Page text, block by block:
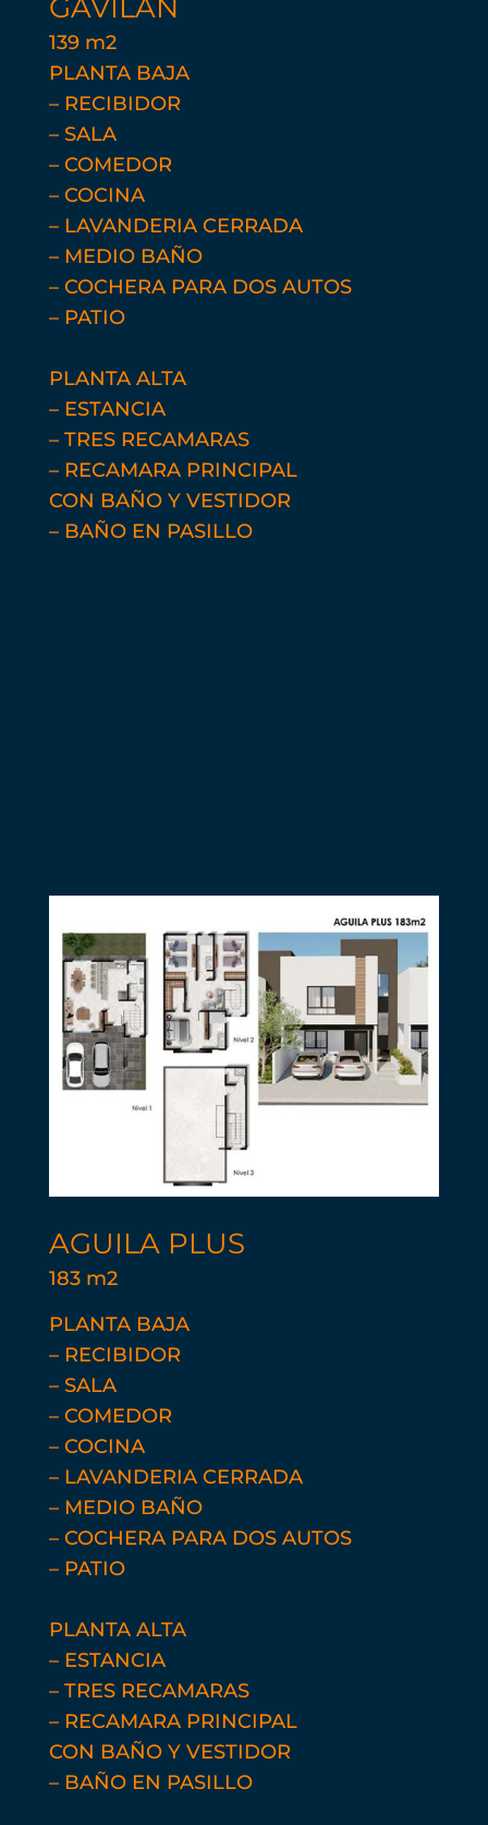
GAVILÁN
139 m2
PLANTA BAJA
– RECIBIDOR
– SALA
– COMEDOR
– COCINA
– LAVANDERIA CERRADA
– MEDIO BAÑO
– COCHERA PARA DOS AUTOS
– PATIO
PLANTA ALTA
– ESTANCIA
– TRES RECAMARAS
– RECAMARA PRINCIPAL
CON BAÑO Y VESTIDOR
– BAÑO EN PASILLO
AGUILA PLUS
183 m2
PLANTA BAJA
– RECIBIDOR
– SALA
– COMEDOR
– COCINA
– LAVANDERIA CERRADA
– MEDIO BAÑO
– COCHERA PARA DOS AUTOS
– PATIO
PLANTA ALTA
– ESTANCIA
– TRES RECAMARAS
– RECAMARA PRINCIPAL
CON BAÑO Y VESTIDOR
– BAÑO EN PASILLO